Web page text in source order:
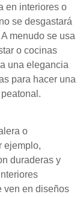
en interiores o
se desgastará
menudo se usa
o cocinas
una elegancia
para hacer una
o
ejemplo,
duraderas y
ven en diseños